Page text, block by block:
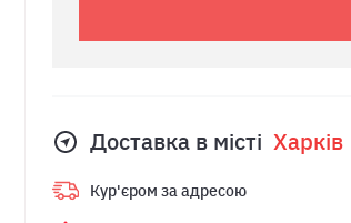
Доставка в місті Харкiв
Кур'єром за адресою